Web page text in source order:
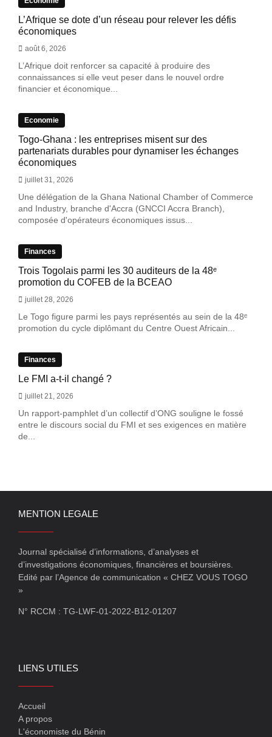
L’Afrique se dote d’un réseau pour relever les défis
économiques
août 6, 2026
L’Afrique doit renforcer sa capacité à produire des
connaissances si elle veut peser dans le nouvel ordre
financier et économique...
Economie
Togo-Ghana : les entreprises misent sur des
partenariats durables pour dynamiser les échanges
économiques
juillet 31, 2026
Une délégation de la Ghana National Chamber of Commerce
and Industry, branche d'Accra (GNCCI Accra Branch),
composée d'opérateurs économiques issus...
Finances
Trois Togolais parmi les 30 auditeurs de la 48ᵉ
promotion du COFEB de la BCEAO
juillet 28, 2026
Le Togo figure parmi les pays représentés au sein de la 48ᵉ
promotion du cycle diplômant du Centre Ouest Africain...
Finances
Le FMI a-t-il changé ?
juillet 21, 2026
Un rapport-pamphlet d’un collectif d’ONG souligne le fossé
entre le discours social du FMI et ses exigences en matière
de...
MENTION LEGALE
Journal spécialisé d’informations, d’analyses et
d’investigations économiques, financières et boursières.
Edité par l’Agence de communication « CHEZ VOUS TOGO
»
N° RCCM : TG-LWF-01-2022-B12-01207
LIENS UTILES
Accueil
A propos
L'économiste du Bénin